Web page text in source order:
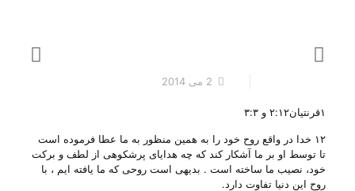
2 می 2014
۱قرنتیان۲:۱۲ و ۳:۳
۱۲ خدا در واقع روح خود را به همین منظور به ما عطا فرموده است
تا توسط او بر ما آشکار کند که چه هدایای پرشکوهی از لطف و برکت
خود، نصیب ما ساخته است . بدیهی است روحی که ما یافته ایم ، با
روح این دنیا تفاوت دارد.